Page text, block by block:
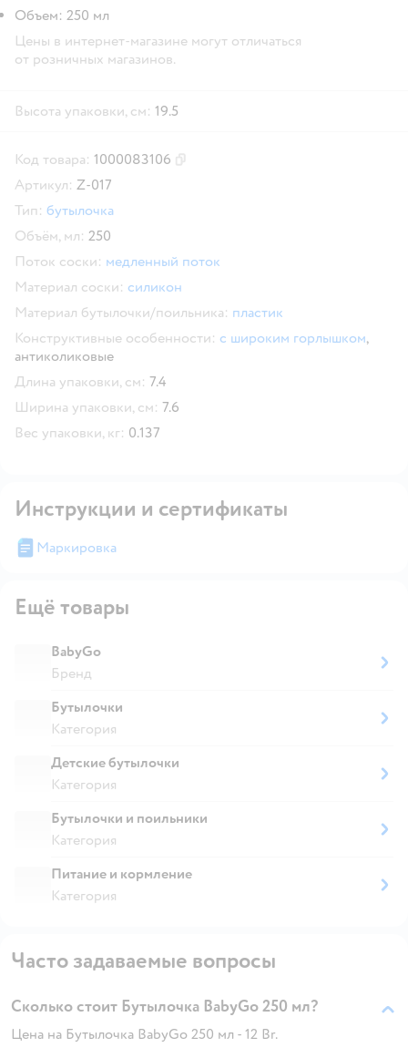
Объем: 250 мл
Цены в интернет-магазине могут отличаться
от розничных магазинов.
Высота упаковки, см: 19.5
Код товара: 1000083106
Артикул: Z-017
Тип: бутылочка
Объём, мл: 250
Поток соски: медленный поток
Материал соски: силикон
Материал бутылочки/поильника: пластик
Конструктивные особенности: с широким горлышком,
антиколиковые
Длина упаковки, см: 7.4
Ширина упаковки, см: 7.6
Вес упаковки, кг: 0.137
Инструкции и сертификаты
Маркировка
Ещё товары
BabyGo
Бренд
Бутылочки
Категория
Детские бутылочки
Категория
Бутылочки и поильники
Категория
Питание и кормление
Категория
Часто задаваемые вопросы
Сколько стоит Бутылочка BabyGo 250 мл?
Цена на Бутылочка BabyGo 250 мл - 12 Br.